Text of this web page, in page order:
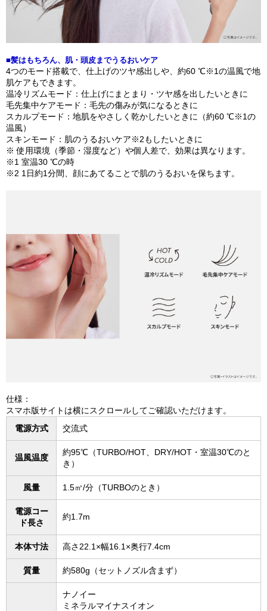
■髪はもちろん、肌・頭皮までうるおいケア​
4つのモード搭載で、仕上げのツヤ感出しや、約60 ℃※1の温風で地
肌ケアもできます。
温冷リズムモード：仕上げにまとまり・ツヤ感を出したいときに
​毛先集中ケアモード：毛先の傷みが気になるときに
スカルプモード​：地肌をやさしく乾かしたいときに（約60 ℃※1の
温風）
スキンモード​​：肌のうるおいケア※2もしたいときに
※ 使用環境（季節・湿度など）や個人差で、効果は異なります。
※1 室温30 ℃の時
※2 1日約1分間、顔にあてることで肌のうるおいを保ちます。
仕様：
スマホ版サイトは横にスクロールしてご確認いただけます。
電源方式
交流式
温風温度
約95℃（TURBO/HOT、DRY/HOT・室温30℃のと
き）
風量 1.5㎥/分（TURBOのとき）
電源コー
ド長さ
約1.7m
本体寸法 高さ22.1×幅16.1×奥行7.4cm
質量 約580g（セットノズル含まず）
ナノイー
ミネラルマイナスイオン